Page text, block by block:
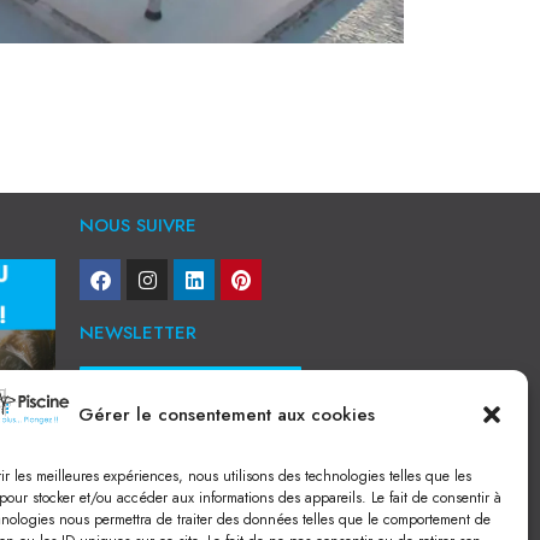
Gérer le consentement aux cookies
les meilleures expériences, nous utilisons des technologies telles que les
stocker et/ou accéder aux informations des appareils. Le fait de consentir à
nous permettra de traiter des données telles que le comportement de
NOUS SUIVRE
NEWSLETTER
Construction de piscine béton à Narbonne
Piscine coque à Narbonne
Acheter SPA à Narbonne